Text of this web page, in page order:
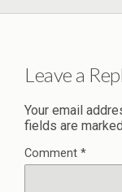
Leave a
Your email
fields are marked
Comment *